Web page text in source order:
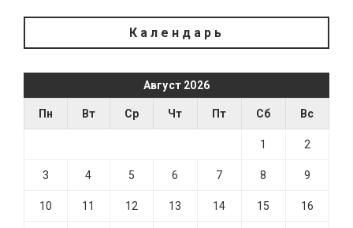
Календарь
Август 2026
Пн Вт Ср Чт Пт Сб Вс
1 2
3 4 5 6 7 8 9
10 11 12 13 14 15 16